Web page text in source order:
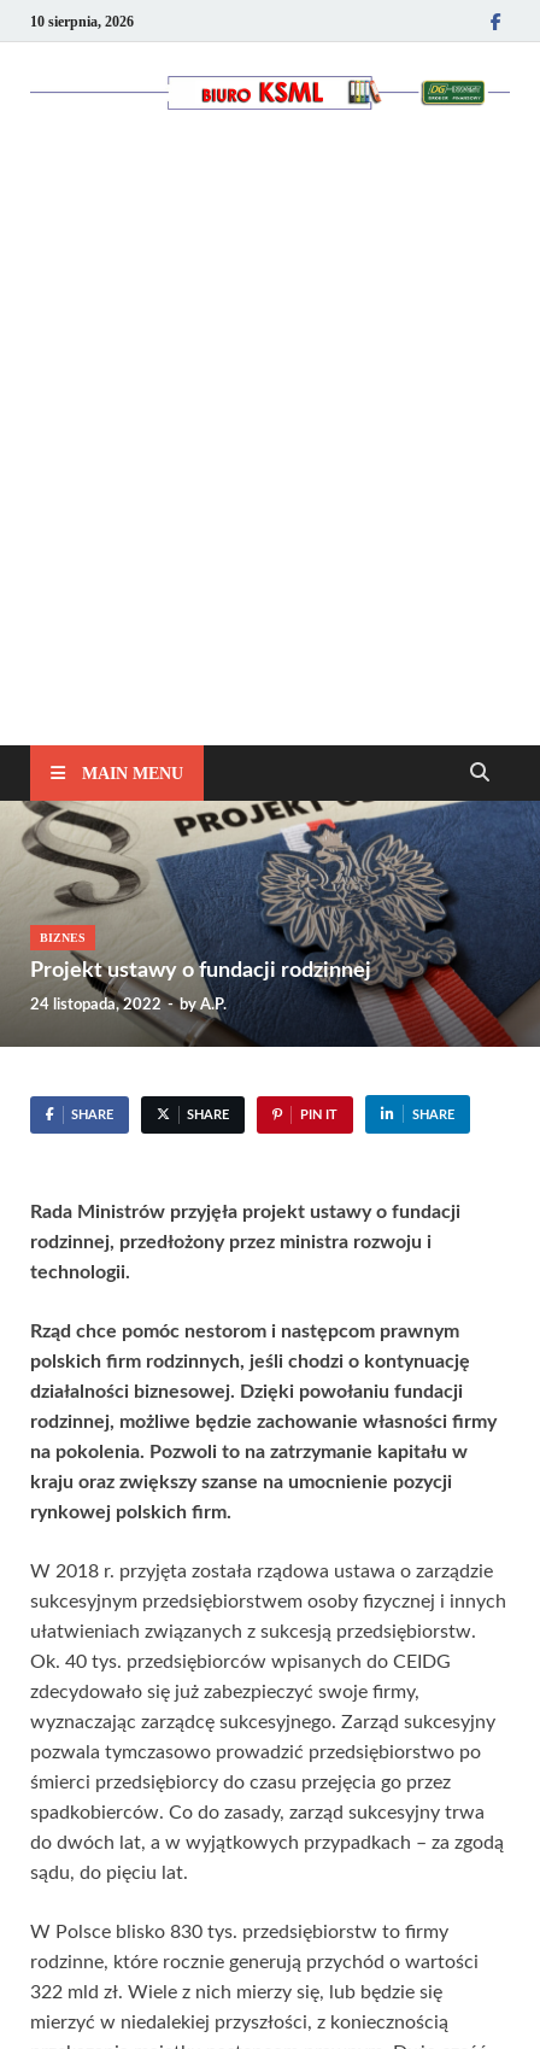
10 sierpnia, 2026
MAIN MENU
BIZNES
Projekt ustawy o fundacji rodzinnej
24 listopada, 2022-by A.P.
SHARE SHARE PIN IT SHARE
Rada Ministrów przyjęła projekt ustawy o fundacji
rodzinnej, przedłożony przez ministra rozwoju i
technologii.
Rząd chce pomóc nestorom i następcom prawnym
polskich firm rodzinnych, jeśli chodzi o kontynuację
działalności biznesowej. Dzięki powołaniu fundacji
rodzinnej, możliwe będzie zachowanie własności firmy
na pokolenia. Pozwoli to na zatrzymanie kapitału w
kraju oraz zwiększy szanse na umocnienie pozycji
rynkowej polskich firm.
W 2018 r. przyjęta została rządowa ustawa o zarządzie
sukcesyjnym przedsiębiorstwem osoby fizycznej i innych
ułatwieniach związanych z sukcesją przedsiębiorstw.
Ok. 40 tys. przedsiębiorców wpisanych do CEIDG
zdecydowało się już zabezpieczyć swoje firmy,
wyznaczając zarządcę sukcesyjnego. Zarząd sukcesyjny
pozwala tymczasowo prowadzić przedsiębiorstwo po
śmierci przedsiębiorcy do czasu przejęcia go przez
spadkobierców. Co do zasady, zarząd sukcesyjny trwa
do dwóch lat, a w wyjątkowych przypadkach – za zgodą
sądu, do pięciu lat.
W Polsce blisko 830 tys. przedsiębiorstw to firmy
rodzinne, które rocznie generują przychód o wartości
322 mld zł. Wiele z nich mierzy się, lub będzie się
mierzyć w niedalekiej przyszłości, z koniecznością